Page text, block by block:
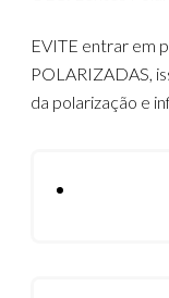
EVITE entrar em
POLARIZADAS,
da polarização e